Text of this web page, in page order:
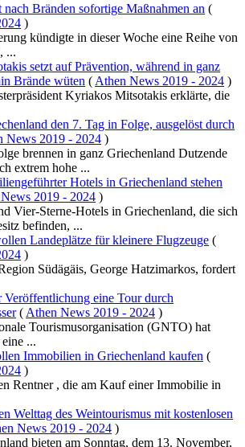
Bränden sofortige Maßnahmen an (
)
kündigte in dieser Woche eine Reihe von
...
setzt auf Prävention, während in ganz
Brände wüten ( Athen News 2019 - 2024 )
Kyriakos Mitsotakis erklärte, die
den 7. Tag in Folge, ausgelöst durch
News 2019 - 2024 )
brennen in ganz Griechenland Dutzende
extrem hohe ...
Hotels in Griechenland stehen
2019 - 2024 )
Vier-Sterne-Hotels in Griechenland, die sich
befinden, ...
Landeplätze für kleinere Flugzeuge (
)
Südägäis, George Hatzimarkos, fordert
eine Tour durch
( Athen News 2019 - 2024 )
Tourismusorganisation (GNTO) hat
...
Immobilien in Griechenland kaufen (
)
Rentner , die am Kauf einer Immobilie in
Welttag des Weintourismus mit kostenlosen
News 2019 - 2024 )
bieten am Sonntag, dem 13. November,